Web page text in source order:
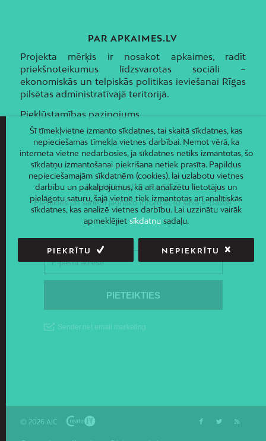
PAR APKAIMES.LV
Projekta mērķis ir nosakot apkaimes, radīt
priekšnoteikumus līdzsvarotas sociāli –
ekonomiskās un telpiskās politikas ieviešanai Rīgas
pilsētas administratīvajā teritorijā.
Piekļūstamības paziņojums
JAUNUMI E-PASTĀ
Piesakies un saņem jaunāko informāciju savā e-pastā!
© 2026 AIC
Šī tīmekļvietne izmanto sīkdatnes, tai skaitā sīkdatnes, kas
nepieciešamas tīmekļa vietnes darbībai. Ņemot vērā, ka
interneta vietne nedarbosies, ja sīkdatnes netiks izmantotas, šo
sīkdatņu izmantošanai piekrišana netiek prasīta. Papildus
nepieciešamajām sīkdatnēm (cookies), lai uzlabotu vietnes
darbību un pakalpojumus, kā arī analizētu lietotājus un
pielāgotu saturu, šajā vietnē tiek izmantotas arī analītiskās
sīkdatnes, kas analizē vietnes darbību. Lai uzzinātu vairāk
apmeklējiet sīkdatņusadaļu.
PIEKRĪTU NEPIEKRĪTU